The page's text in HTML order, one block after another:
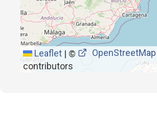
Leaflet | ©
OpenStreetMap
contributors